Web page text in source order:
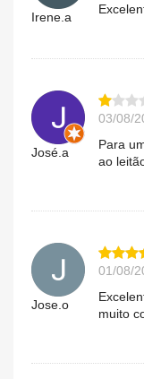
Irene.a
José.a
03/08/
Para
ao
Jose.o
01/08/
muito